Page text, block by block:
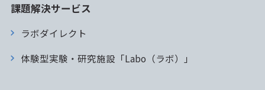
課題解決サービス
ラボダイレクト
体験型実験・研究施設「Labo（ラボ）」